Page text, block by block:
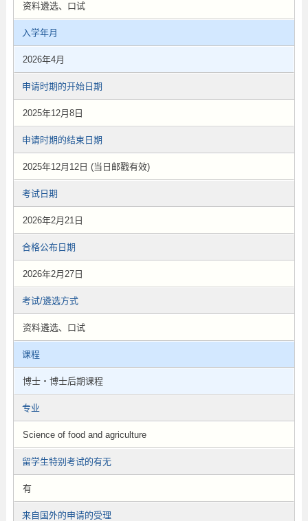
资料遴选、口试
入学年月
2026年4月
申请时期的开始日期
2025年12月8日
申请时期的结束日期
2025年12月12日 (当日邮戳有效)
考试日期
2026年2月21日
合格公布日期
2026年2月27日
考试/遴选方式
资料遴选、口试
课程
博士・博士后期课程
专业
Science of food and agriculture
留学生特别考试的有无
有
来自国外的申请的受理